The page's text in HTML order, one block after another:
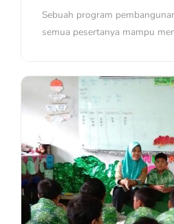
Sebuah program
semua pesertanya mampu